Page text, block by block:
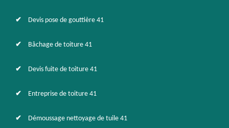
Devis pose de gouttière 41
Bâchage de toiture 41
Devis fuite de toiture 41
Entreprise de toiture 41
Démoussage nettoyage de tuile 41